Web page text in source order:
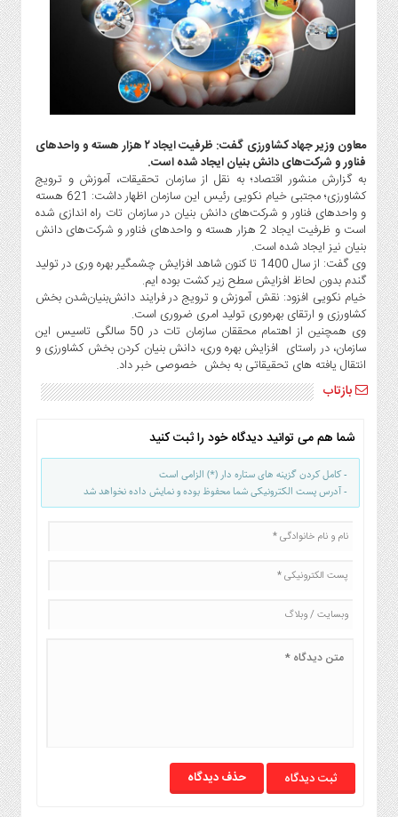
گاز
و
پتروشیمی
و
خودرو
استارت
آپ
و
فن
آوری
بانک
،
بیمه
و
ارز
دیجیتال
و
صنایع
غذایی
سیاسی
و
بین
الملل
روز
معاون وزیر جهاد کشاورزی گفت: ظرفیت ایجاد ۲ هزار هسته‌ و واحد‌های
فناور و شرکت‌های دانش بنیان ایجاد شده است.
به گزارش منشور اقتصاد؛ به نقل از سازمان تحقیقات، آموزش و ترویج
کشاورزی؛ مجتبی خیام نکویی رئیس این سازمان اظهار داشت: 621 هسته‌
و واحد‌های فناور و شرکت‌های دانش بنیان در سازمان تات راه اندازی شده
است و ظرفیت ایجاد 2 هزار هسته‌ و واحد‌های فناور و شرکت‌های دانش
بنیان نیز ایجاد شده است.
وی گفت: از سال 1400 تا کنون شاهد افزایش چشمگیر بهره وری در تولید
گندم بدون لحاظ افزایش سطح زیر کشت بوده ایم.
خیام نکویی افزود: نقش آموزش و ترویج در فرایند دانش‌بنیان‌شدن بخش
کشاورزی و ارتقای بهره‌وری تولید امری ضروری است.
وی همچنین از اهتمام محققان سازمان تات در 50 سالگی تاسیس این
سازمان، در راستای افزایش بهره وری، دانش بنیان کردن بخش کشاورزی و
انتقال یافته های تحقیقاتی به بخش خصوصی خبر داد.
بازتاب
شما هم می توانید دیدگاه خود را ثبت کنید
- کامل کردن گزینه های ستاره دار (*) الزامی است
- آدرس پست الکترونیکی شما محفوظ بوده و نمایش داده نخواهد شد
حذف دیدگاه